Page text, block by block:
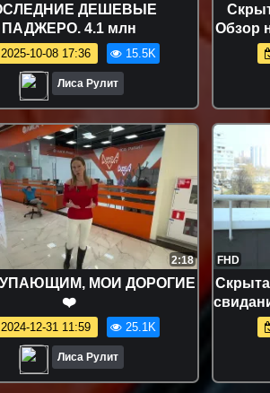
ДЕШЕВЫЕ
ПАДЖЕРО. 4.1 млн
2025-10-08 17:36 15.5K
Лиса Рулит
Обзор
2:18
МОИ ДОРОГИЕ
❤️
2024-12-31 11:59 25.1K
Лиса Рулит
FHD